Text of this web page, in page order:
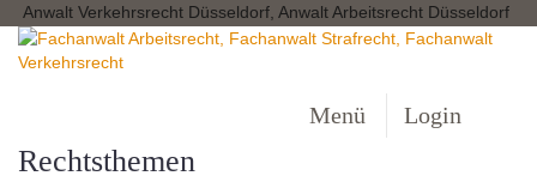
Anwalt Verkehrsrecht Düsseldorf, Anwalt Arbeitsrecht Düsseldorf
Menü Login
Rechtsthemen